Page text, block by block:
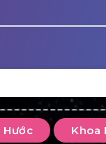
Hước Khoa